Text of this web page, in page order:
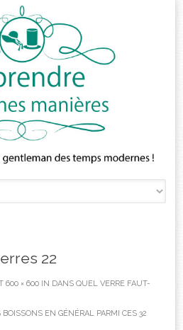
to
22
600 × 600 IN DANS QUEL VERRE FAUT-
EN GÉNÉRAL PARMI CES 32